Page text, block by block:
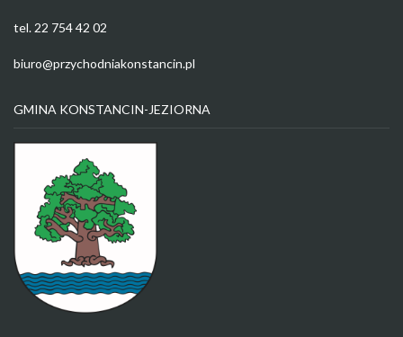
tel. 22 754 42 02
biuro@przychodniakonstancin.pl
GMINA KONSTANCIN-JEZIORNA